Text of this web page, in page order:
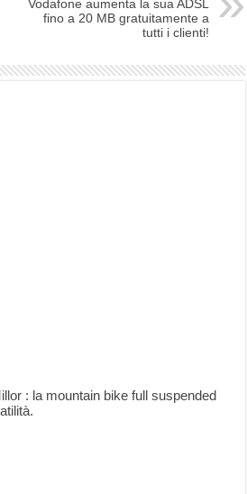
Vodafone aumenta la sua ADSL
fino a 20 MB gratuitamente a
tutti i clienti!
: la mountain bike full suspended